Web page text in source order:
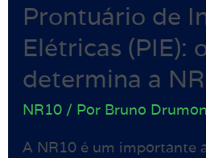
Prontuário de
Elétricas (PIE):
determina a
NR10/ Por Bruno
A NR10 é um importante